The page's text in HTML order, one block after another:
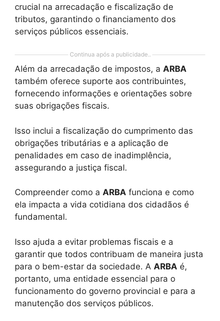
crucial na arrecadação e fiscalização de
tributos, garantindo o financiamento dos
serviços públicos essenciais.
Continua após a publicidade..
Além da arrecadação de impostos, a ARBA
também oferece suporte aos contribuintes,
fornecendo informações e orientações sobre
suas obrigações fiscais.
Isso inclui a fiscalização do cumprimento das
obrigações tributárias e a aplicação de
penalidades em caso de inadimplência,
assegurando a justiça fiscal.
Compreender como a ARBA funciona e como
ela impacta a vida cotidiana dos cidadãos é
fundamental.
Isso ajuda a evitar problemas fiscais e a
garantir que todos contribuam de maneira justa
para o bem-estar da sociedade. A ARBA é,
portanto, uma entidade essencial para o
funcionamento do governo provincial e para a
manutenção dos serviços públicos.